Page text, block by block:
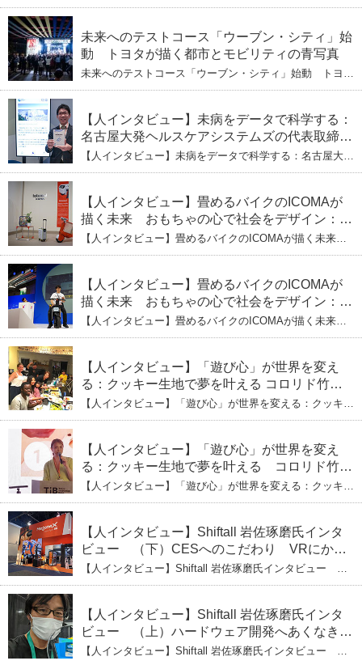
ぶし」を着実に：理系ニートが挑むヘルスケア
発ヘルスケアシステムズの代表取締役社長・瀧本陽介
挑むヘルスケア標準化と海外戦略
未来へのテストコース「ウーブン・シティ」始
動 トヨタが描く都市とモビリティの青写真
未来へのテストコース「ウーブン・シティ」始動 トヨタ
が描く都市とモビリティの青写真
【人インタビュー】未病をデータで科学する：
名古屋大発ヘルスケアシステムズの代表取締役
社長・瀧本陽介 郵送検査で挑む健康の未来
【人インタビュー】未病をデータで科学する：名古屋大発
ヘルスケアシステムズの代表取締役社長・瀧本陽介 郵送
【人インタビュー】畳めるバイクのICOMAが
描く未来 おもちゃの心で社会をデザイン：株
式会社ICOMAの代表取締役・生駒崇光
（下）おもちゃで社会を変える、「トイボック
【人インタビュー】畳めるバイクのICOMAが描く未来
おもちゃの心で社会をデザイン：株式会社ICOMAの代表
イボックス」というデザインメソッド
【人インタビュー】畳めるバイクのICOMAが
描く未来 おもちゃの心で社会をデザイン：株
式会社ICOMAの代表取締役・生駒崇光
（上）「変形」に魅せられたデザイナーの軌
【人インタビュー】畳めるバイクのICOMAが描く未来
おもちゃの心で社会をデザイン：株式会社ICOMAの代表
ーの軌跡
【人インタビュー】「遊び心」が世界を変え
る：クッキー生地で夢を叶える コロリド竹内
ひとみ（下） 起業は「影響力」のため。愛と
笑いの子育て哲学
【人インタビュー】「遊び心」が世界を変える：クッキー
生地で夢を叶える コロリド竹内ひとみ（下） 起業は「影
【人インタビュー】「遊び心」が世界を変え
る：クッキー生地で夢を叶える コロリド竹内
ひとみ（上） クッキー生地に込めた「誰でも
できる」という哲学
【人インタビュー】「遊び心」が世界を変える：クッキー
生地で夢を叶える コロリド竹内ひとみ（上） クッキー
【人インタビュー】Shiftall 岩佐琢磨氏インタ
ビュー （下）CESへのこだわり VRにかけ
る未来
【人インタビュー】Shiftall 岩佐琢磨氏インタビュー
（下）CESへのこだわり VRにかける未来
【人インタビュー】Shiftall 岩佐琢磨氏インタ
ビュー （上）ハードウェア開発へあくなき挑
戦 その起業の経緯とは
【人インタビュー】Shiftall 岩佐琢磨氏インタビュー